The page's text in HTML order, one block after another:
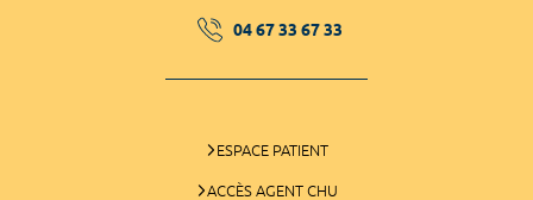
04 67 33 67 33
ESPACE PATIENT
ACCÈS AGENT CHU